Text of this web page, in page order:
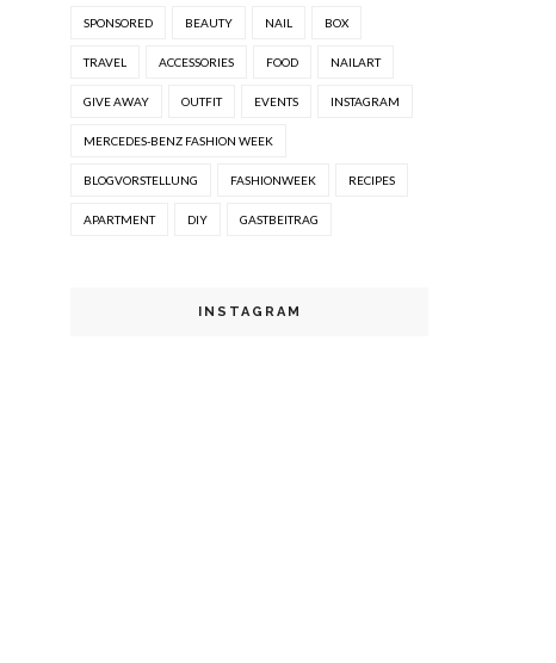
SPONSORED BEAUTY NAIL BOX
TRAVEL ACCESSORIES FOOD NAILART
GIVE AWAY OUTFIT EVENTS INSTAGRAM
MERCEDES-BENZ FASHION WEEK
BLOGVORSTELLUNG FASHIONWEEK RECIPES
APARTMENT DIY GASTBEITRAG
INSTAGRAM